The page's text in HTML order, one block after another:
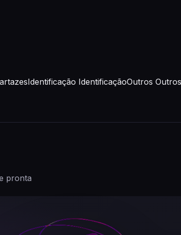
Identificação IdentificaçãoOutros Outros
pronta